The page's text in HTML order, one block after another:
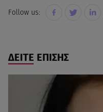
Follow us:
ΔΕΙΤΕ ΕΠΙΣΗΣ